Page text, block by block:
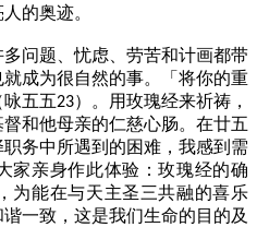
的奥迹。
问题、忧虑、劳苦和计画都带
成为很自然的事。「将你的重
五五23）。用玫瑰经来祈祷，
和他母亲的仁慈心肠。在廿五
务中所遇到的困难，我感到需
家亲身作此体验：玫瑰经的确
为能在与天主圣三共融的喜乐
一致，这是我们生命的目的及